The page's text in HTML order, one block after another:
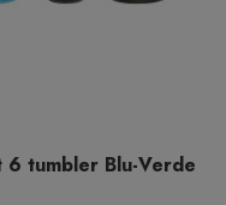
6 tumbler Blu-Verde